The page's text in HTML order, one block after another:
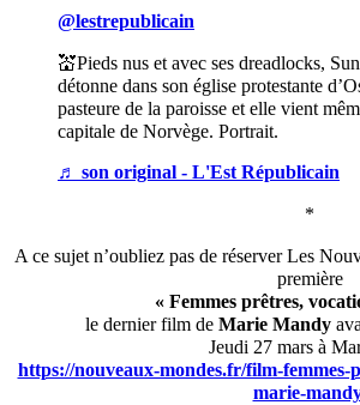
@lestrepublicain
💒Pieds nus et avec ses dreadlocks,
détonne dans son église protestante
pasteure de la paroisse et elle vient
capitale de Norvège. Portrait.
♬ son original - L'Est Républicain
*
A ce sujet n’oubliez pas de réserver Les
première
« Femmes prêtres,
le dernier film de Marie Mandy
Jeudi 27 mars à
https://nouveaux-mondes.fr/film-femmes-
marie-